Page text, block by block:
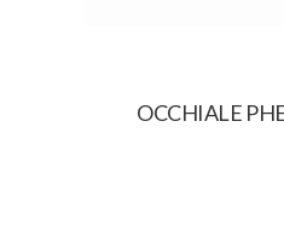
OCCHIALE